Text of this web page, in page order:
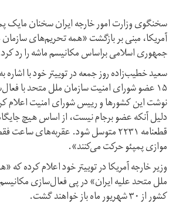
سخنگوی وزارت امور خارجه ایران سخنان مایک
آمریکا، مبنی بر بازگشت «همه تحریم‌های
جمهوری اسلامی براساس مکانیسم ماشه را رد
۱۵ عضو شورای امنیت سازمان ملل متحد با
نوشت این کشورها و رییس شورای امنیت اعلام
دلیل آنکه عضو برجام‌ نیست، از اساس هیچ جایگاه
قطعنامه ۲۲۳۱ متوسل شود. عقربه‌های
موازی پمپئو حرکت می‌کنند».
وزیر خارجه آمریکا در توییتر خود اعلام کرده
ملل متحد علیه ایران» در پی فعال‌سازی
کشور از ۳۰ شهریور ماه باز خواهند گشت.